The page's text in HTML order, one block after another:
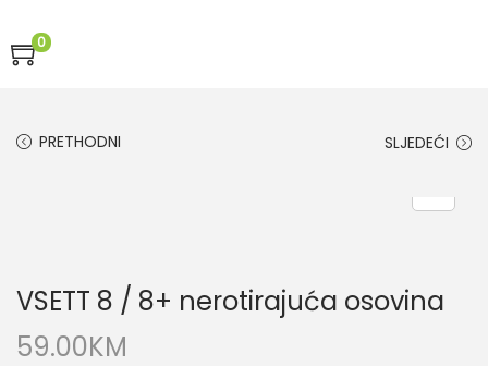
0
PRETHODNI SLJEDEĆI
VSETT 8 / 8+ nerotirajuća osovina
59.00KM